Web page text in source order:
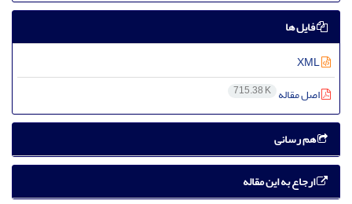
فایل ها
اصل مقاله 715.38 K
هم رسانی
ارجاع به این مقاله